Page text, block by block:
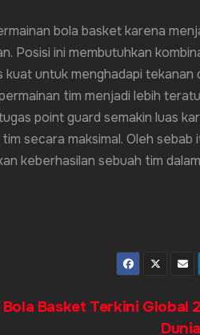
bola basket karena
Posisi ini membutuhkan
untuk menghadapi tekanan
tim menjadi lebih
point guard semakin luas
secara maksimal. Oleh sebab
keberhasilan sebuah tim
Bola Basket Terkini Global